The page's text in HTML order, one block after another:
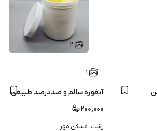
۲
۱
آبغوره سالم و صددرصد طبیعی
۲۰۰,۰۰۰
رشت، مسکن مهر